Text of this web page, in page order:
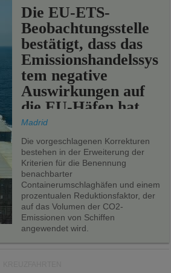
Die EU-ETS-
Beobachtungsstelle
bestätigt, dass das
Emissionshandelssys
tem negative
Auswirkungen auf
die EU-Häfen hat.
Madrid
Die vorgeschlagenen Korrekturen
bestehen in der Erweiterung der
Kriterien für die Benennung
benachbarter
Containerumschlaghäfen und einem
prozentualen Reduktionsfaktor, der
auf das Volumen der CO2-
Emissionen von Schiffen
angewendet wird.